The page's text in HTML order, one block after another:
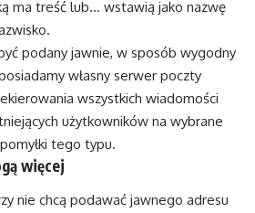
ma treść lub… wstawią jako nazwę
podany jawnie, w sposób wygodny
własny serwer poczty
wszystkich wiadomości
użytkowników na wybrane
tego typu.
więcej
nie chcą podawać jawnego adresu